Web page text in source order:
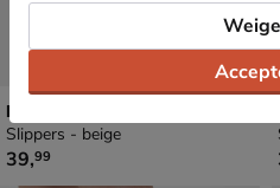
Ilse Jacobsen Cheerful
Slippers - beige
€ 39,99
39,99